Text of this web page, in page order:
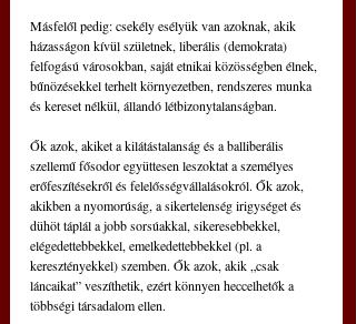
Másfelől pedig: csekély esélyük van azoknak, akik
házasságon kívül születnek, liberális (demokrata)
felfogású városokban, saját etnikai közösségben élnek,
bűnözésekkel terhelt környezetben, rendszeres munka
és kereset nélkül, állandó létbizonytalanságban.
Ők azok, akiket a kilátástalanság és a balliberális
szellemű fősodor együttesen leszoktat a személyes
erőfeszítésekről és felelősségvállalásokról. Ők azok,
akikben a nyomorúság, a sikertelenség irigységet és
dühöt táplál a jobb sorsúakkal, sikeresebbekkel,
elégedettebbekkel, emelkedettebbekkel (pl. a
keresztényekkel) szemben. Ők azok, akik „csak
láncaikat” veszíthetik, ezért könnyen heccelhetők a
többségi társadalom ellen.